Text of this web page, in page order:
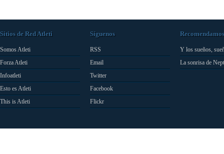
Sitios de Red Atleti
Somos Atleti
Forza Atleti
Infoatleti
Esto es Atleti
This is Atleti
Síguenos
RSS
Email
Twitter
Facebook
Flickr
Recomendamos
Y los sueños,
La sonrisa de